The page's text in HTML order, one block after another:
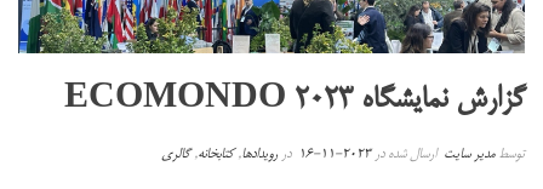
گزارش نمایشگاه ECOMONDO 2023
توسطمدیر سایت ارسال شده در2023-11-16 در رویدادها,کتابخانه,گالری